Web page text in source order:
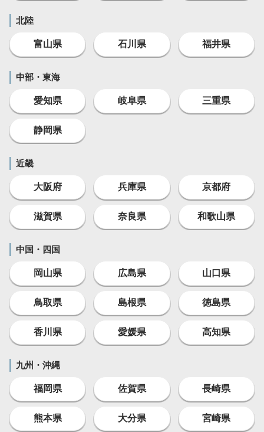
北陸
富山県 石川県 福井県
中部・東海
愛知県 岐阜県 三重県
静岡県
近畿
大阪府 兵庫県 京都府
滋賀県 奈良県 和歌山県
中国・四国
岡山県 広島県 山口県
鳥取県 島根県 徳島県
香川県 愛媛県 高知県
九州・沖縄
福岡県 佐賀県 長崎県
熊本県 大分県 宮崎県